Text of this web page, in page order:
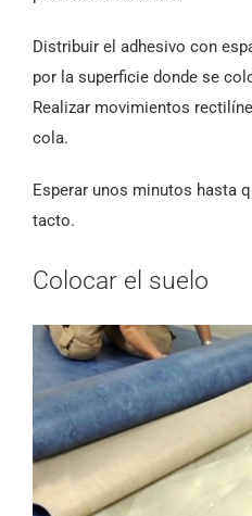
Distribuir el adhesivo con
por la superficie donde se
Realizar movimientos
cola.
Esperar unos minutos hasta
tacto.
Colocar el suelo